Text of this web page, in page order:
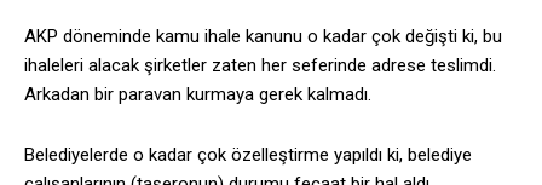
AKP döneminde kamu ihale kanunu o kadar çok değişti ki, bu
ihaleleri alacak şirketler zaten her seferinde adrese teslimdi.
Arkadan bir paravan kurmaya gerek kalmadı.
Belediyelerde o kadar çok özelleştirme yapıldı ki, belediye